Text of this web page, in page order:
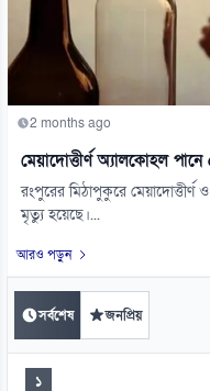
2 months ago
মেয়াদোত্তীর্ণ অ্যালকোহল
রংপুরের মিঠাপুকুরে
মৃত্যু হয়েছে।...
আরও পড়ুন
সর্বশেষ জনপ্রিয়
১